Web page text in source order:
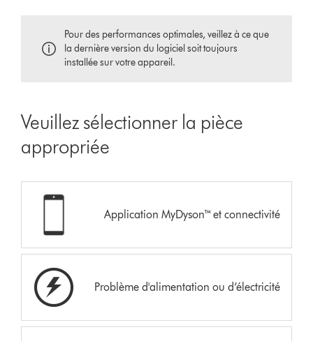
Pour des performances optimales, veillez à ce que
la dernière version du logiciel soit toujours
installée sur votre appareil.
Veuillez sélectionner la pièce
appropriée
Application MyDyson™ et connectivité
Problème d'alimentation ou d’électricité